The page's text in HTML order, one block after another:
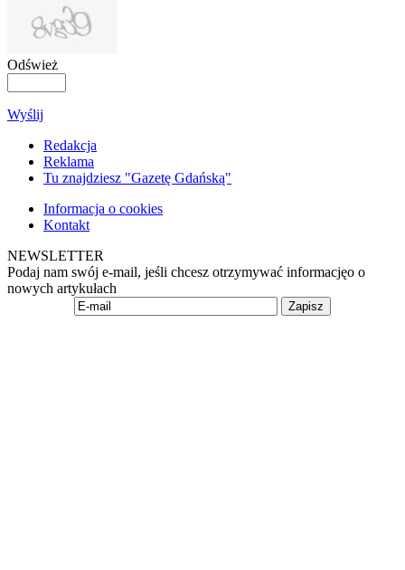
Odśwież
Wyślij
Redakcja
Reklama
Tu znajdziesz "Gazetę Gdańską"
Informacja o cookies
Kontakt
NEWSLETTER
Podaj nam swój e-mail, jeśli chcesz otrzymywać informacjęo o
nowych artykułach
Zapisz